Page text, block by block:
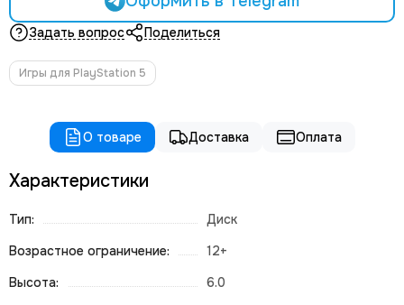
Задать вопрос Поделиться
Игры для PlayStation 5
О товаре Доставка Оплата
Характеристики
Тип:
Диск
Возрастное ограничение:
12+
Высота:
6.0